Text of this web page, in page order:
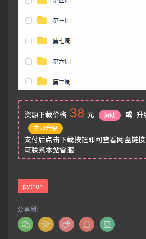
资源下载价格 38 元 赞助 或 升
立即升级
支付后点击下载按钮即可查看网盘链接
可联系本站客服
python
分享到：